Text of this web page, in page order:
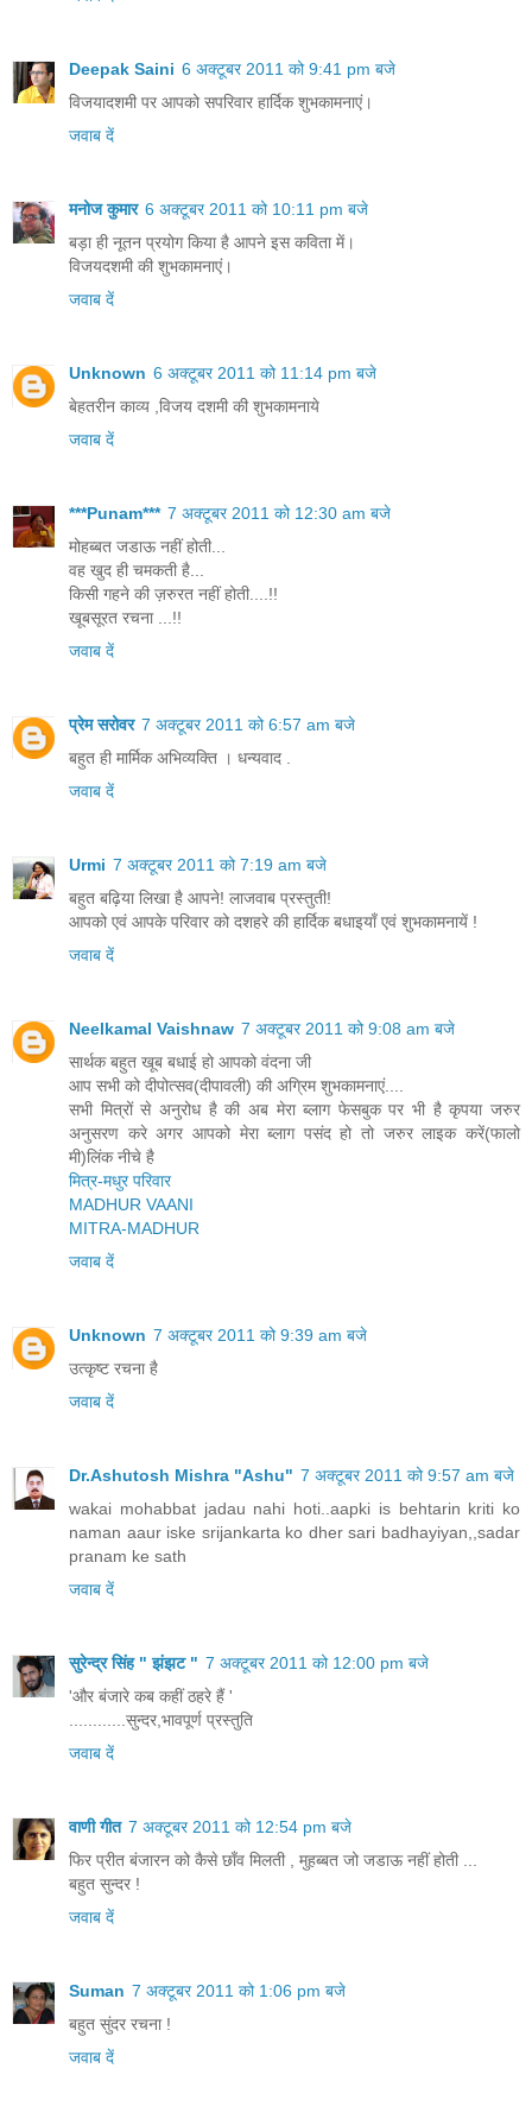
Deepak Saini 6 अक्टूबर 2011 को 9:41 pm बजे
विजयादशमी पर आपको सपरिवार हार्दिक शुभकामनाएं।
जवाब दें
मनोज कुमार 6 अक्टूबर 2011 को 10:11 pm बजे
बड़ा ही नूतन प्रयोग किया है आपने इस कविता में।
विजयदशमी की शुभकामनाएं।
जवाब दें
Unknown 6 अक्टूबर 2011 को 11:14 pm बजे
बेहतरीन काव्य ,विजय दशमी की शुभकामनाये
जवाब दें
***Punam*** 7 अक्टूबर 2011 को 12:30 am बजे
मोहब्बत जडाऊ नहीं होती...
वह खुद ही चमकती है...
किसी गहने की ज़रुरत नहीं होती....!!
खूबसूरत रचना ...!!
जवाब दें
प्रेम सरोवर 7 अक्टूबर 2011 को 6:57 am बजे
बहुत ही मार्मिक अभिव्यक्ति । धन्यवाद .
जवाब दें
Urmi 7 अक्टूबर 2011 को 7:19 am बजे
बहुत बढ़िया लिखा है आपने! लाजवाब प्रस्तुती!
आपको एवं आपके परिवार को दशहरे की हार्दिक बधाइयाँ एवं शुभकामनायें !
जवाब दें
Neelkamal Vaishnaw 7 अक्टूबर 2011 को 9:08 am बजे
सार्थक बहुत खूब बधाई हो आपको वंदना जी
आप सभी को दीपोत्सव(दीपावली) की अग्रिम शुभकामनाएं....
सभी मित्रों से अनुरोध है की अब मेरा ब्लाग फेसबुक पर भी है कृपया जरुर
अनुसरण करे अगर आपको मेरा ब्लाग पसंद हो तो जरुर लाइक करें(फालो
मी)लिंक नीचे है
मित्र-मधुर परिवार
MADHUR VAANI
MITRA-MADHUR
जवाब दें
Unknown 7 अक्टूबर 2011 को 9:39 am बजे
उत्कृष्ट रचना है
जवाब दें
Dr.Ashutosh Mishra "Ashu" 7 अक्टूबर 2011 को 9:57 am बजे
wakai mohabbat jadau nahi hoti..aapki is behtarin kriti ko
naman aaur iske srijankarta ko dher sari badhayiyan,,sadar
pranam ke sath
जवाब दें
सुरेन्द्र सिंह " झंझट " 7 अक्टूबर 2011 को 12:00 pm बजे
'और बंजारे कब कहीं ठहरे हैं '
............सुन्दर,भावपूर्ण प्रस्तुति
जवाब दें
वाणी गीत 7 अक्टूबर 2011 को 12:54 pm बजे
फिर प्रीत बंजारन को कैसे छाँव मिलती , मुहब्बत जो जडाऊ नहीं होती ...
बहुत सुन्दर !
जवाब दें
Suman 7 अक्टूबर 2011 को 1:06 pm बजे
बहुत सुंदर रचना !
जवाब दें